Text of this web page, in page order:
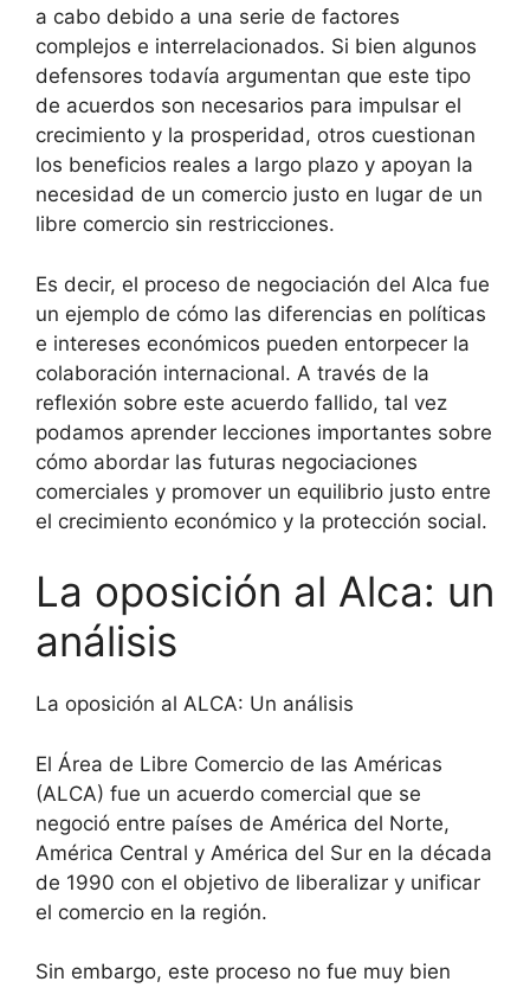
a cabo debido a una serie de factores
complejos e interrelacionados. Si bien algunos
defensores todavía argumentan que este tipo
de acuerdos son necesarios para impulsar el
crecimiento y la prosperidad, otros cuestionan
los beneficios reales a largo plazo y apoyan la
necesidad de un comercio justo en lugar de un
libre comercio sin restricciones.
Es decir, el proceso de negociación del Alca fue
un ejemplo de cómo las diferencias en políticas
e intereses económicos pueden entorpecer la
colaboración internacional. A través de la
reflexión sobre este acuerdo fallido, tal vez
podamos aprender lecciones importantes sobre
cómo abordar las futuras negociaciones
comerciales y promover un equilibrio justo entre
el crecimiento económico y la protección social.
La oposición al Alca: un
análisis
La oposición al ALCA: Un análisis
El Área de Libre Comercio de las Américas
(ALCA) fue un acuerdo comercial que se
negoció entre países de América del Norte,
América Central y América del Sur en la década
de 1990 con el objetivo de liberalizar y unificar
el comercio en la región.
Sin embargo, este proceso no fue muy bien